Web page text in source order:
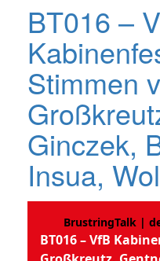
BT016 –
Stimmen
Ginczek,
Insua,